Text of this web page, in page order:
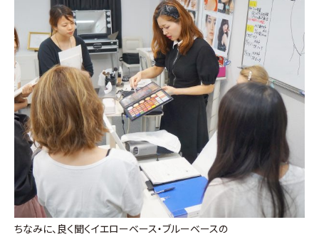
ちなみに、良く聞くイエローベース・ブルーベースの